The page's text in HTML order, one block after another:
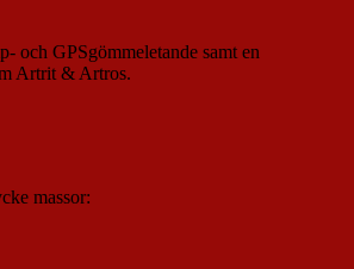
och GPSgömmeletande samt en
Artrit & Artros.
massor: